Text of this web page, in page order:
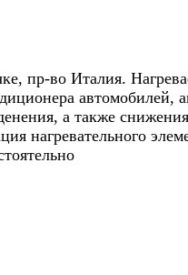
пр-во Италия.
а также
нагревательного